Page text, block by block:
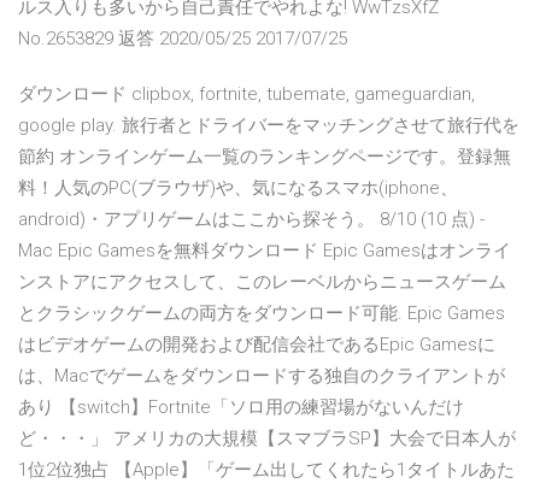
ルス入りも多いから自己責任でやれよな! WwTzsXfZ
No.2653829 返答 2020/05/25 2017/07/25
ダウンロード clipbox, fortnite, tubemate, gameguardian,
google play. 旅行者とドライバーをマッチングさせて旅行代を
節約 オンラインゲーム一覧のランキングページです。登録無
料！人気のPC(ブラウザ)や、気になるスマホ(iphone、
android)・アプリゲームはここから探そう。 8/10 (10 点) -
Mac Epic Gamesを無料ダウンロード Epic Gamesはオンライ
ンストアにアクセスして、このレーベルからニュースゲーム
とクラシックゲームの両方をダウンロード可能. Epic Games
はビデオゲームの開発および配信会社であるEpic Gamesに
は、Macでゲームをダウンロードする独自のクライアントが
あり 【switch】Fortnite「ソロ用の練習場がないんだけ
ど・・・」 アメリカの大規模【スマブラSP】大会で日本人が
1位2位独占 【Apple】「ゲーム出してくれたら1タイトルあた